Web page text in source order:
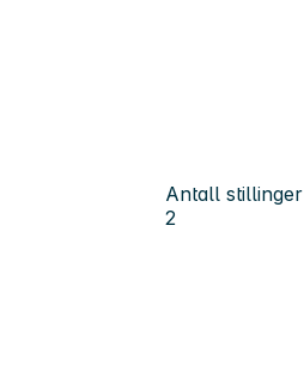
Antall stillinger
2